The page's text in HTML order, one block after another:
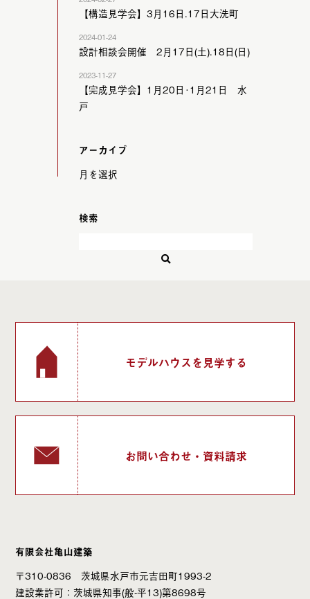
【構造見学会】3月16日.17日大洗町
2024-01-24
設計相談会開催 2月17日(土).18日(日)
2023-11-27
【完成見学会】1月20日･1月21日 水
戸
アーカイブ
検索
有限会社亀山建築
〒310-0836 茨城県水戸市元吉田町1993-2
建設業許可：茨城県知事(般-平13)第8698号
モデルハウスを見学する
お問い合わせ・資料請求